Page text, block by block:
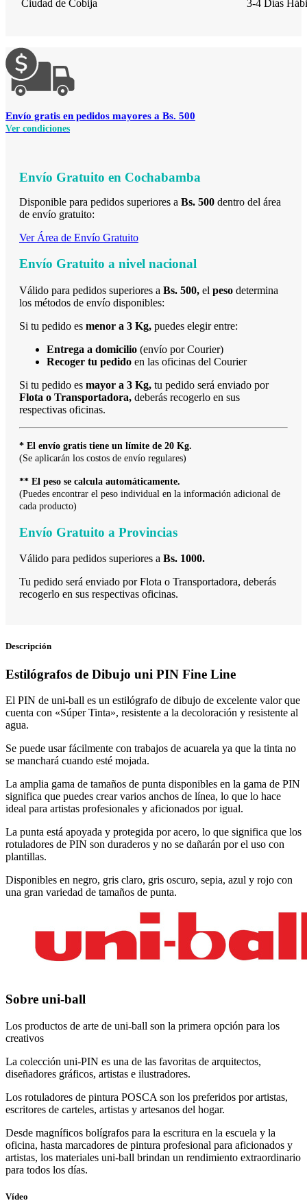
Ciudad de Cobija 3-4 Días
Envío gratis en pedidos mayores a Bs. 500
Ver condiciones
Envío Gratuito en Cochabamba
Disponible para pedidos superiores a Bs. 500 dentro del área
de envío gratuito:
Ver Área de Envío Gratuito
Envío Gratuito a nivel nacional
Válido para pedidos superiores a Bs. 500, el peso determina
los métodos de envío disponibles:
Si tu pedido es menor a 3 Kg, puedes elegir entre:
Entrega a domicilio (envío por Courier)
Recoger tu pedido en las oficinas del Courier
Si tu pedido es mayor a 3 Kg, tu pedido será enviado por
Flota o Transportadora, deberás recogerlo en sus
respectivas oficinas.
* El envío gratis tiene un límite de 20 Kg.
(Se aplicarán los costos de envío regulares)
** El peso se calcula automáticamente.
(Puedes encontrar el peso individual en la información adicional de
cada producto)
Envío Gratuito a Provincias
Válido para pedidos superiores a Bs. 1000.
Tu pedido será enviado por Flota o Transportadora, deberás
recogerlo en sus respectivas oficinas.
Descripción
Estilógrafos de Dibujo uni PIN Fine Line
El PIN de uni-ball es un estilógrafo de dibujo de excelente valor que
cuenta con «Súper Tinta», resistente a la decoloración y resistente al
agua.
Se puede usar fácilmente con trabajos de acuarela ya que la tinta no
se manchará cuando esté mojada.
La amplia gama de tamaños de punta disponibles en la gama de PIN
significa que puedes crear varios anchos de línea, lo que lo hace
ideal para artistas profesionales y aficionados por igual.
La punta está apoyada y protegida por acero, lo que significa que los
rotuladores de PIN son duraderos y no se dañarán por el uso con
plantillas.
Disponibles en negro, gris claro, gris oscuro, sepia, azul y rojo con
una gran variedad de tamaños de punta.
Sobre uni-ball
Los productos de arte de uni-ball son la primera opción para los
creativos
La colección uni-PIN es una de las favoritas de arquitectos,
diseñadores gráficos, artistas e ilustradores.
Los rotuladores de pintura POSCA son los preferidos por artistas,
escritores de carteles, artistas y artesanos del hogar.
Desde magníficos bolígrafos para la escritura en la escuela y la
oficina, hasta marcadores de pintura profesional para aficionados y
artistas, los materiales uni-ball brindan un rendimiento extraordinario
para todos los días.
Vídeo